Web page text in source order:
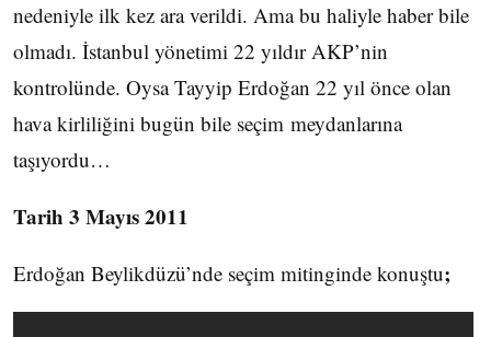
nedeniyle ilk kez ara verildi. Ama bu haliyle haber bile
olmadı. İstanbul yönetimi 22 yıldır AKP’nin
kontrolünde. Oysa Tayyip Erdoğan 22 yıl önce olan
hava kirliliğini bugün bile seçim meydanlarına
taşıyordu…
Tarih 3 Mayıs 2011
Erdoğan Beylikdüzü’nde seçim mitinginde konuştu;